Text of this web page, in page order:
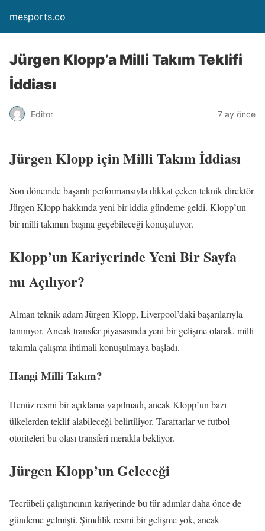
mesports.co
Jürgen Klopp’a Milli Takım Teklifi
İddiası
Editor 7 ay önce
Jürgen Klopp için Milli Takım İddiası
Son dönemde başarılı performansıyla dikkat çeken teknik direktör
Jürgen Klopp hakkında yeni bir iddia gündeme geldi. Klopp’un
bir milli takımın başına geçebileceği konuşuluyor.
Klopp’un Kariyerinde Yeni Bir Sayfa
mı Açılıyor?
Alman teknik adam Jürgen Klopp, Liverpool’daki başarılarıyla
tanınıyor. Ancak transfer piyasasında yeni bir gelişme olarak, milli
takımla çalışma ihtimali konuşulmaya başladı.
Hangi Milli Takım?
Henüz resmi bir açıklama yapılmadı, ancak Klopp’un bazı
ülkelerden teklif alabileceği belirtiliyor. Taraftarlar ve futbol
otoriteleri bu olası transferi merakla bekliyor.
Jürgen Klopp’un Geleceği
Tecrübeli çalıştırıcının kariyerinde bu tür adımlar daha önce de
gündeme gelmişti. Şimdilik resmi bir gelişme yok, ancak